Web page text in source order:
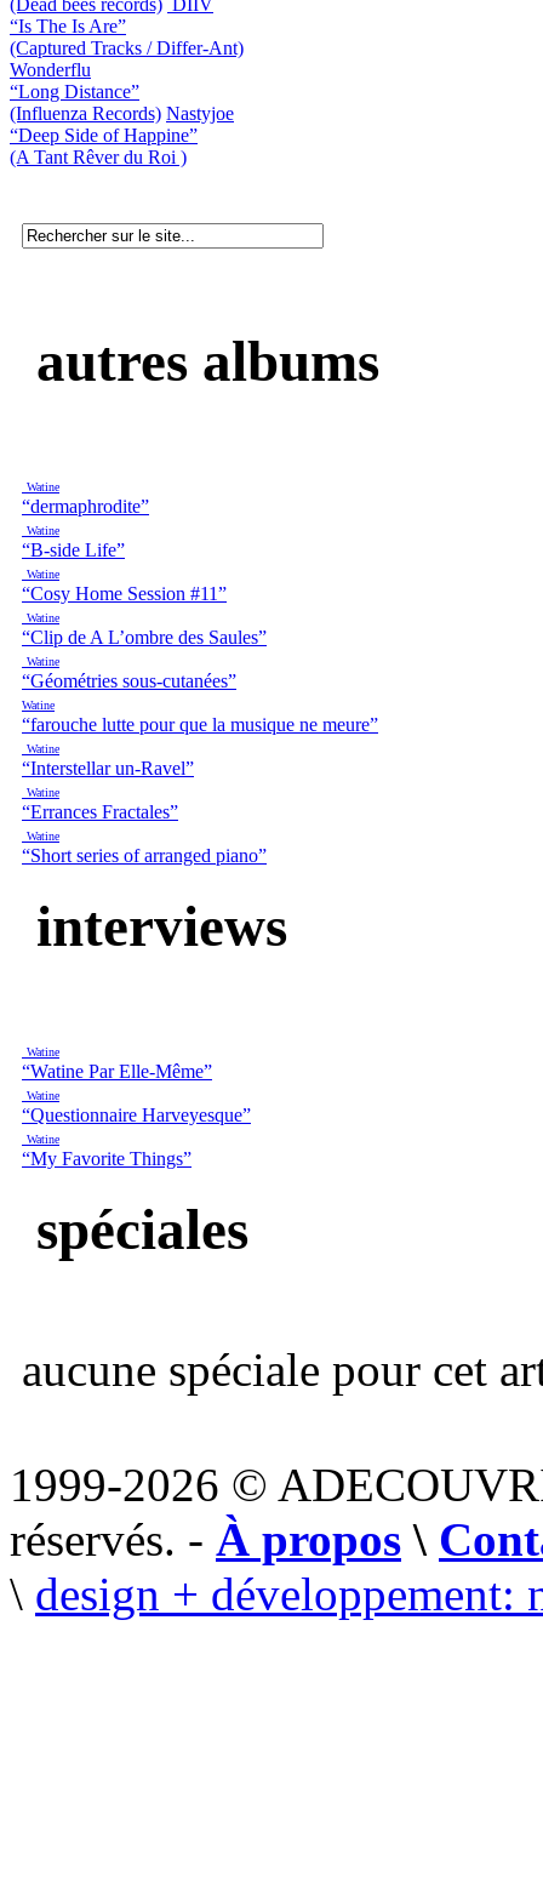
“Is The Is Are”
(Captured Tracks / Differ-Ant)
Wonderflu
“Long Distance”
(Influenza Records) Nastyjoe
“Deep Side of Happine”
(A Tant Rêver du Roi )
autres albums
Watine
“dermaphrodite”
Watine
“B-side Life”
Watine
“Cosy Home Session #11”
Watine
“Clip de A L’ombre des Saules”
Watine
“Géométries sous-cutanées”
Watine
“farouche lutte pour que la musique ne meure”
Watine
“Interstellar un-Ravel”
Watine
“Errances Fractales”
Watine
“Short series of arranged piano”
interviews
Watine
“Watine Par Elle-Même”
Watine
“Questionnaire Harveyesque”
Watine
“My Favorite Things”
spéciales
aucune spéciale pour cet
1999-2026 ©
réservés. - À propos \
\ design + développement: